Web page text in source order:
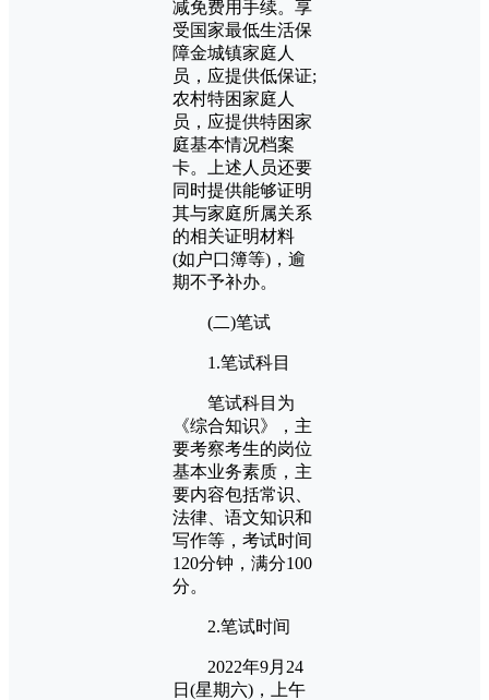
减免费用手续。享
受国家最低生活保
障金城镇家庭人
员，应提供低保证;
农村特困家庭人
员，应提供特困家
庭基本情况档案
卡。上述人员还要
同时提供能够证明
其与家庭所属关系
的相关证明材料
(如户口簿等)，逾
期不予补办。
(二)笔试
1.笔试科目
笔试科目为
《综合知识》，主
要考察考生的岗位
基本业务素质，主
要内容包括常识、
法律、语文知识和
写作等，考试时间
120分钟，满分100
分。
2.笔试时间
2022年9月24
日(星期六)，上午